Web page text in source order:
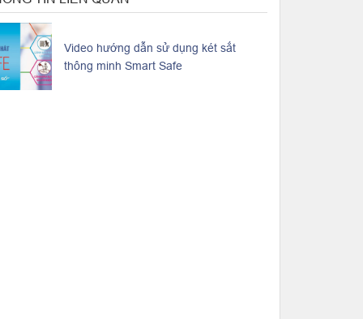
Video hướng dẫn sử dụng két sắt
thông minh Smart Safe